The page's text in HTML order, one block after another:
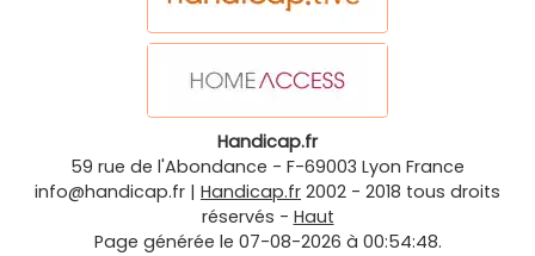
Handicap.fr
59 rue de l'Abondance - F-69003 Lyon France
info@handicap.fr | Handicap.fr 2002 - 2018 tous droits
réservés - Haut
Page générée le 07-08-2026 à 00:54:48.